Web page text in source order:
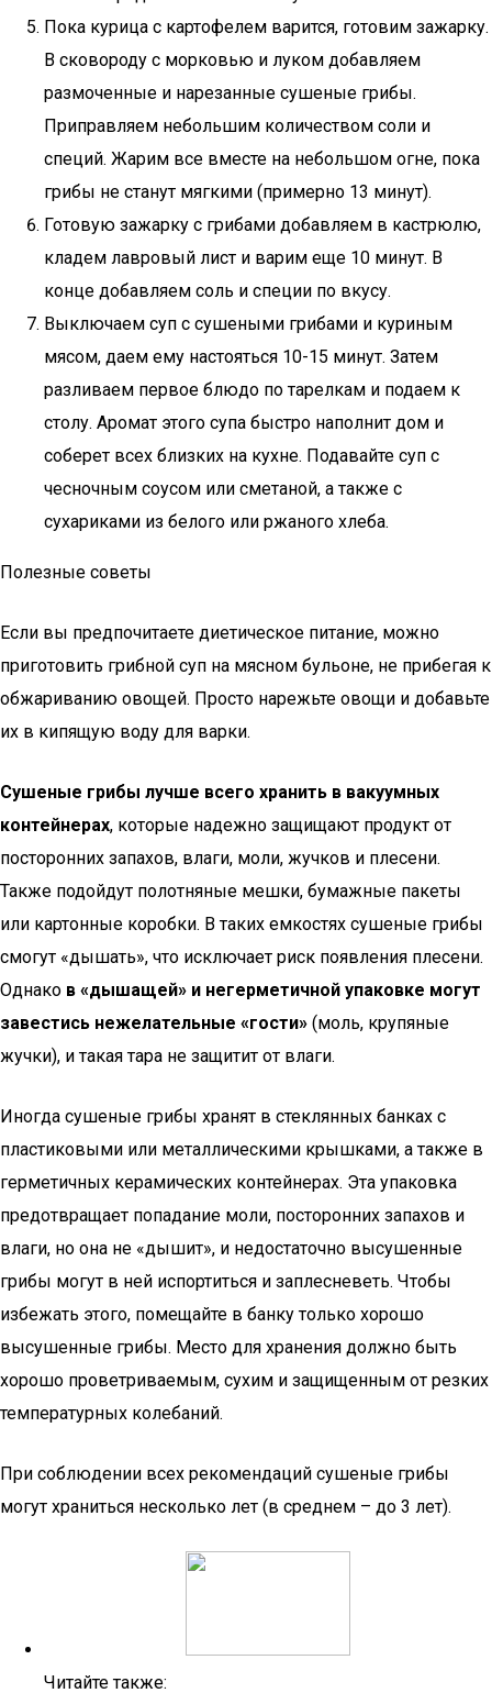
Пока курица с картофелем варится, готовим зажарку.
В сковороду с морковью и луком добавляем
размоченные и нарезанные сушеные грибы.
Приправляем небольшим количеством соли и
специй. Жарим все вместе на небольшом огне, пока
грибы не станут мягкими (примерно 13 минут).
Готовую зажарку с грибами добавляем в кастрюлю,
кладем лавровый лист и варим еще 10 минут. В
конце добавляем соль и специи по вкусу.
Выключаем суп с сушеными грибами и куриным
мясом, даем ему настояться 10-15 минут. Затем
разливаем первое блюдо по тарелкам и подаем к
столу. Аромат этого супа быстро наполнит дом и
соберет всех близких на кухне. Подавайте суп с
чесночным соусом или сметаной, а также с
сухариками из белого или ржаного хлеба.
Полезные советы
Если вы предпочитаете диетическое питание, можно
приготовить грибной суп на мясном бульоне, не прибегая к
обжариванию овощей. Просто нарежьте овощи и добавьте
их в кипящую воду для варки.
Сушеные грибы лучше всего хранить в вакуумных
контейнерах, которые надежно защищают продукт от
посторонних запахов, влаги, моли, жучков и плесени.
Также подойдут полотняные мешки, бумажные пакеты
или картонные коробки. В таких емкостях сушеные грибы
смогут «дышать», что исключает риск появления плесени.
Однако в «дышащей» и негерметичной упаковке могут
завестись нежелательные «гости» (моль, крупяные
жучки), и такая тара не защитит от влаги.
Иногда сушеные грибы хранят в стеклянных банках с
пластиковыми или металлическими крышками, а также в
герметичных керамических контейнерах. Эта упаковка
предотвращает попадание моли, посторонних запахов и
влаги, но она не «дышит», и недостаточно высушенные
грибы могут в ней испортиться и заплесневеть. Чтобы
избежать этого, помещайте в банку только хорошо
высушенные грибы. Место для хранения должно быть
хорошо проветриваемым, сухим и защищенным от резких
температурных колебаний.
При соблюдении всех рекомендаций сушеные грибы
могут храниться несколько лет (в среднем – до 3 лет).
Читайте также: